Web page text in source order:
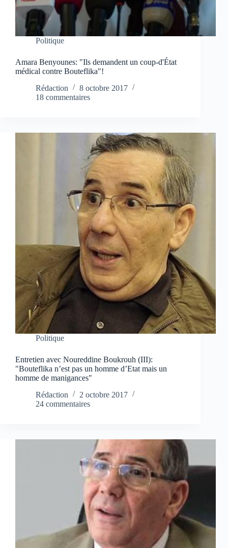
Politique
Amara Benyounes: "Ils demandent un coup-d'État
médical contre Bouteflika"!
Rédaction
8 octobre 2017
18 commentaires
Politique
Entretien avec Noureddine Boukrouh (III):
"Bouteflika n’est pas un homme d’Etat mais un
homme de manigances"
Rédaction
2 octobre 2017
24 commentaires